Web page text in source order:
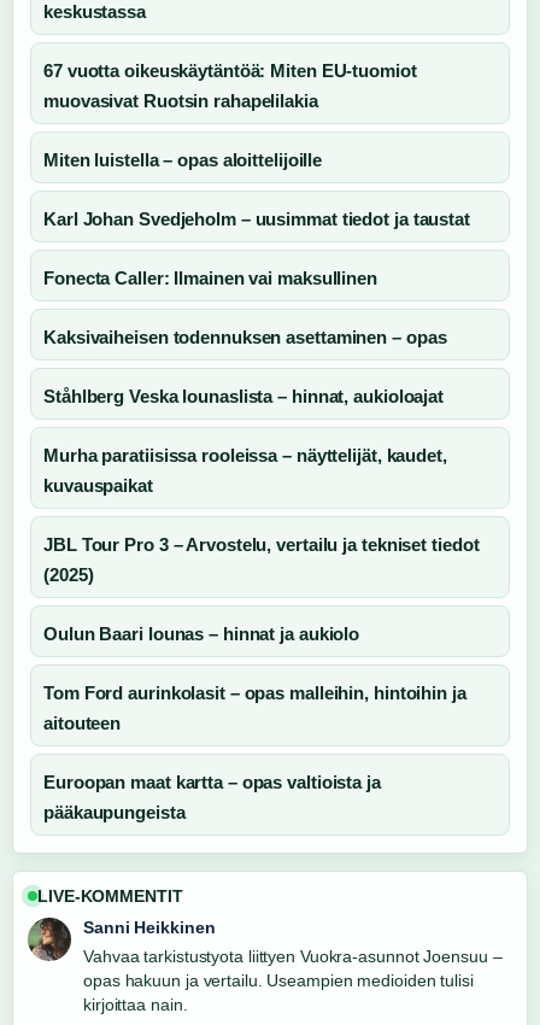
keskustassa
67 vuotta oikeuskäytäntöä: Miten EU-tuomiot
muovasivat Ruotsin rahapelilakia
Miten luistella – opas aloittelijoille
Karl Johan Svedjeholm – uusimmat tiedot ja taustat
Fonecta Caller: Ilmainen vai maksullinen
Kaksivaiheisen todennuksen asettaminen – opas
Ståhlberg Veska lounaslista – hinnat, aukioloajat
Murha paratiisissa rooleissa – näyttelijät, kaudet,
kuvauspaikat
JBL Tour Pro 3 – Arvostelu, vertailu ja tekniset tiedot
(2025)
Oulun Baari lounas – hinnat ja aukiolo
Tom Ford aurinkolasit – opas malleihin, hintoihin ja
aitouteen
Euroopan maat kartta – opas valtioista ja
pääkaupungeista
LIVE-KOMMENTIT
Sanni Heikkinen
Vahvaa tarkistustyota liittyen Vuokra-asunnot Joensuu –
opas hakuun ja vertailu. Useampien medioiden tulisi
kirjoittaa nain.